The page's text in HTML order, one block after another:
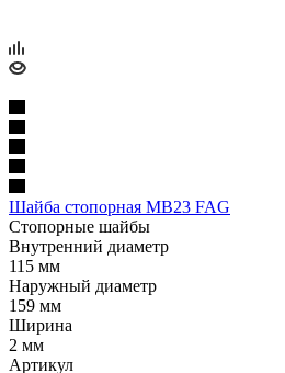
Шайба стопорная MB23 FAG
Стопорные шайбы
Внутренний диаметр
115 мм
Наружный диаметр
159 мм
Ширина
2 мм
Артикул